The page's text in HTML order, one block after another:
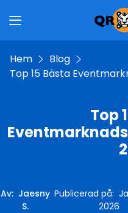
Hem
Blog
Top 15 Bästa
Top
Av: Jaesny
S.
Publicerad på:
2026